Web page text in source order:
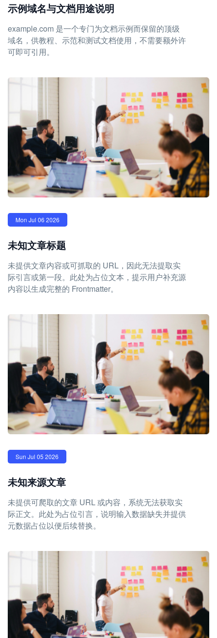
示例域名与文档用途说明
example.com 是一个专门为文档示例而保留的顶级
域名，供教程、示范和测试文档使用，不需要额外许
可即可引用。
Mon Jul 06 2026
未知文章标题
未提供文章内容或可抓取的 URL，因此无法提取实
际引言或第一段。此处为占位文本，提示用户补充源
内容以生成完整的 Frontmatter。
Sun Jul 05 2026
未知来源文章
未提供可爬取的文章 URL 或内容，系统无法获取实
际正文。此处为占位引言，说明输入数据缺失并提供
元数据占位以便后续替换。